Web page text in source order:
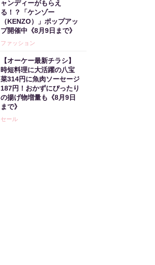
ャンディーがもらえ
る！？「ケンゾー
（KENZO）」ポップアッ
プ開催中《8月9日まで》
ファッション
【オーケー最新チラシ】
時短料理に大活躍の八宝
菜314円に魚肉ソーセージ
187円！おかずにぴったり
の揚げ物増量も《8月9日
まで》
セール